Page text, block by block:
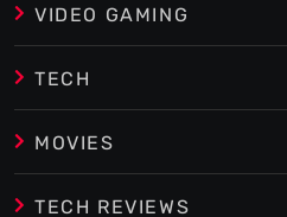
VIDEO GAMING
TECH
MOVIES
TECH REVIEWS